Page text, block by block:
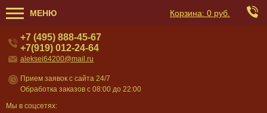
МЕНЮ Корзина: 0 руб.
+7 (495) 888-45-67
+7(919) 012-24-64
aleksei64200@mail.ru
Прием заявок с сайта 24/7
Обработка заказов с 08:00 до 22:00
Мы в соцсетях: